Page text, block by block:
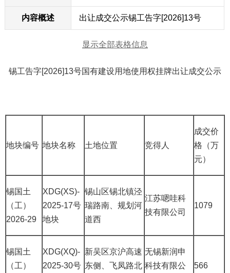
内容概述 出让成交公示锡工告字[2026]13号
显示全部表格信息
锡工告字[2026]13号国有建设用地使用权挂牌出让成交公示
地块编号 地块名称 土地位置 竞得人
成交价
格（万
元）
锡国土
（工）
2026-29
XDG(XS)-
2025-17号
地块
锡山区锡北镇泾
瑞路南、规划河
道西
江苏嗯哇科
技有限公司
1079
锡国土
（工）
XDG(XQ)-
2025-30号
新吴区京沪高速
东侧、飞凤路北
无锡新润申
科技有限公
566